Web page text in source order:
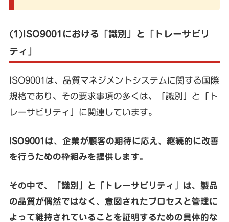
(1)ISO9001における「識別」と「トレーサビリ
ティ」
ISO9001は、品質マネジメントシステムに関する国際
規格であり、その要求事項の多くは、「識別」と「ト
レーサビリティ」に関連しています。
ISO9001は、企業が顧客の期待に応え、継続的に改善
を行うための枠組みを提供します。
その中で、「識別」と「トレーサビリティ」は、製品
の品質が偶然ではなく、意図されたプロセスと管理に
よって維持されていることを証明するための具体的な